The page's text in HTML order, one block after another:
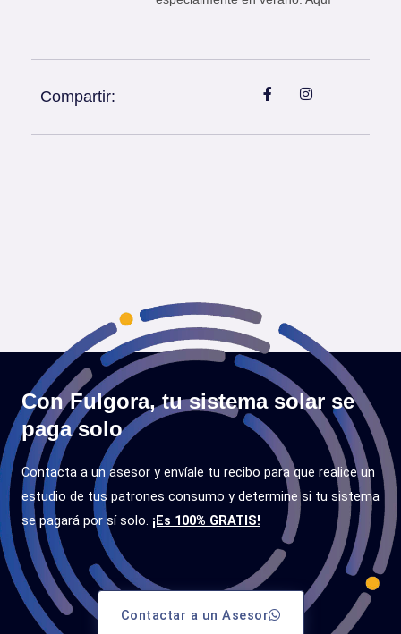
Compartir:
Con Fulgora, tu sistema solar se
paga solo
Contacta a un asesor y envíale tu recibo para que realice un
estudio de tus patrones consumo y determine si tu sistema
se pagará por sí solo. ¡Es 100% GRATIS!
Contactar a un Asesor